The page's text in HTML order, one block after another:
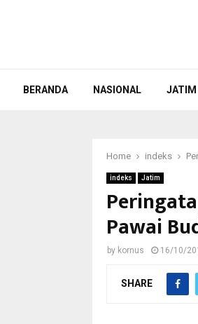
BERANDA NASIONAL JATIM
Home indeks
indeks Jatim
Pawai
by kornus 16/10/
SHARE